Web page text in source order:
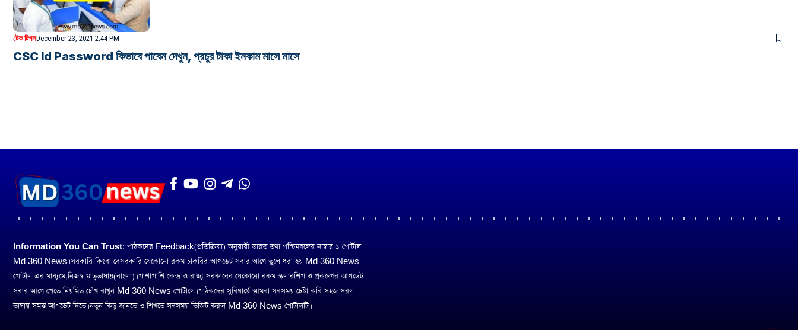
টেক টিপসDecember 23, 2021 2:44 PM
CSC Id Password কিভাবে পাবেন দেখুন, প্রচুর টাকা ইনকাম মাসে মাসে
Information You Can Trust: পাঠকদের Feedback(প্রতিক্রিয়া) অনুয়ায়ী ভারত তথা পশ্চিমবঙ্গের নাম্বার ১ পোর্টাল
Md 360 News। সরকারি কিংবা বেসরকারি যেকোনো রকম চাকরির আপডেট সবার আগে তুলে ধরা হয় Md 360 News
পোর্টাল এর মাধ্যমে,নিজস্ব মাতৃভাষায়(বাংলা)। পাশাপাশি কেন্দ্র ও রাজ্য সরকারের যেকোনো রকম স্কলারশিপ ও প্রকল্পের আপডেট
সবার আগে পেতে নিয়মিত চোঁখ রাখুন Md 360 News পোর্টালে। পাঠকদের সুবিধার্থে আমরা সবসময় চেষ্টা করি সহজ সরল
ভাষায় সমস্ত আপডেট দিতে। নতুন কিছু জানতে ও শিখতে সবসময় ভিজিট করুন Md 360 News পোর্টালটি।